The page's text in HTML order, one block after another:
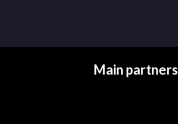
Main partners